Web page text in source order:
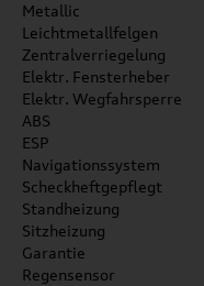
Metallic
Leichtmetallfelgen
Zentralverriegelung
Elektr. Fensterheber
Elektr. Wegfahrsperre
ABS
ESP
Navigationssystem
Scheckheftgepflegt
Standheizung
Sitzheizung
Garantie
Regensensor